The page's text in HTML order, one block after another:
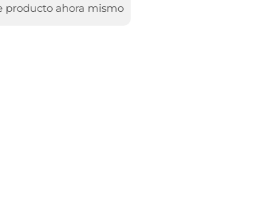
producto ahora mismo